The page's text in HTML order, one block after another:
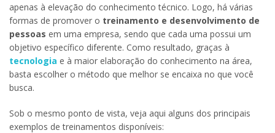
apenas à elevação do conhecimento técnico. Logo, há várias
formas de promover o treinamento e desenvolvimento de
pessoas em uma empresa, sendo que cada uma possui um
objetivo específico diferente. Como resultado, graças à
tecnologia e à maior elaboração do conhecimento na área,
basta escolher o método que melhor se encaixa no que você
busca.
Sob o mesmo ponto de vista, veja aqui alguns dos principais
exemplos de treinamentos disponíveis: